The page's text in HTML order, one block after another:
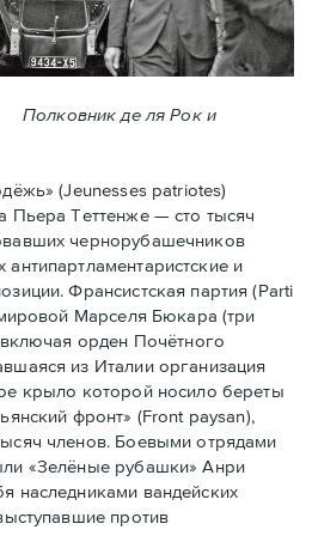
Полковник де ля Рок и
(Jeunesses patriotes)
Пьера Тeттенже — cто тысяч
чернорубашечников
и
Франсистская партия (Parti
Марселя Бюкара (три
орден Почётного
из Италии организация
крыло которой носило береты
фронт» (Front paysan),
членов. Боевыми отрядами
«Зелёные рубашки» Анри
наследниками вандейских
против